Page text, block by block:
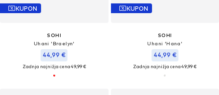
KUPON
SOHI
Uhani 'Braelyn'
44,99 €
Zadnja najnižja cena49,99 €
KUPON
SOHI
Uhani 'Hana'
44,99 €
Zadnja najnižja cena49,99 €